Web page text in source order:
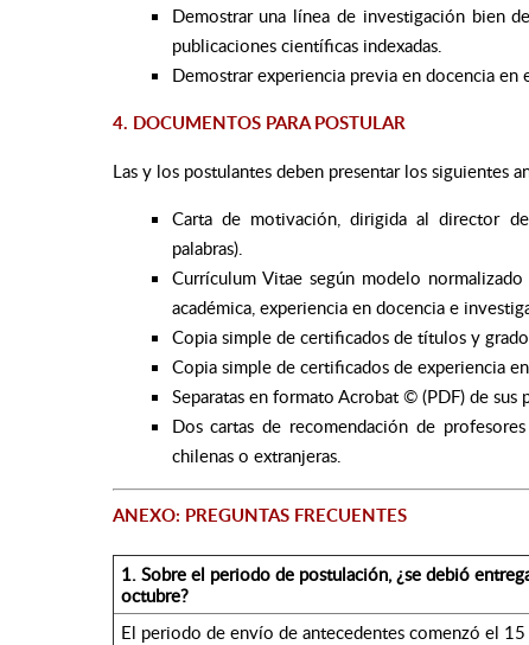
Demostrar una línea de investigación bien
publicaciones científicas indexadas.
Demostrar experiencia previa en docencia en
4. DOCUMENTOS PARA POSTULAR
Las y los postulantes deben presentar los siguientes
Carta de motivación, dirigida al director
palabras).
Currículum Vitae según modelo
académica, experiencia en docencia e
Copia simple de certificados de títulos y
Copia simple de certificados de experiencia
Separatas en formato Acrobat © (PDF) de sus
Dos cartas de recomendación de
chilenas o extranjeras.
ANEXO: PREGUNTAS FRECUENTES
1. Sobre el periodo de postulación, ¿se debió
octubre?
El periodo de envío de antecedentes comenzó el